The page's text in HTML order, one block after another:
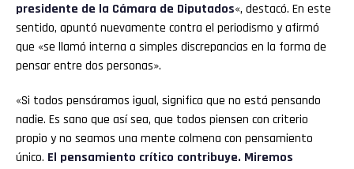
presidente de la Cámara de Diputados«, destacó. En este
sentido, apuntó nuevamente contra el periodismo y afirmó
que «se llamó interna a simples discrepancias en la forma de
pensar entre dos personas».
«Si todos pensáramos igual, significa que no está pensando
nadie. Es sano que así sea, que todos piensen con criterio
propio y no seamos una mente colmena con pensamiento
único. El pensamiento crítico contribuye. Miremos